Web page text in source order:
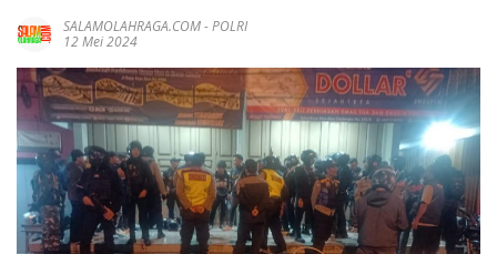
SALAMOLAHRAGA.COM-POLRI
12 Mei 2024